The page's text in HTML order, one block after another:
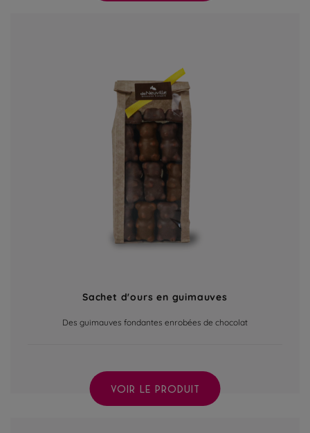
Sachet d'ours en guimauves
Des guimauves fondantes enrobées de chocolat
VOIR LE PRODUIT